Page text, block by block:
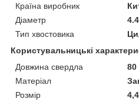
Країна виробник
Діаметр
Тип хвостовика
Користувальницькі
Довжина свердла
Матеріал
Розмір